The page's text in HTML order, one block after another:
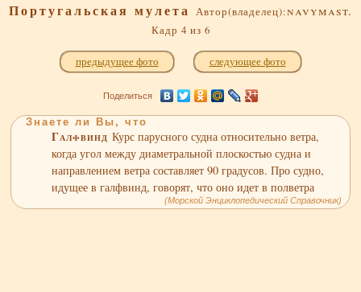
Португальская мулета Автор(владелец):navymast.
Кадр 4 из 6
предыдущее фото следующее фото
Поделиться
Знаете ли Вы, что
ГалфвиндКурс парусного судна относительно ветра,
когда угол между диаметральной плоскостью судна и
направлением ветра составляет 90 градусов. Про судно,
идущее в галфвинд, говорят, что оно идет в полветра
(Морской Энциклопедический Справочник)